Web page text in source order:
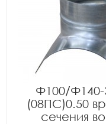
Ф100/Ф140-
(08ПС)0.50
сечения